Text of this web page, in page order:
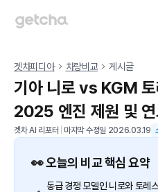
겟차피디아 차량비교 게시글
기아 니로 vs KGM
2025 엔진 제원 및
겟차 AI 리포터 마지막 수정일 2026.03.19
👀 오늘의 비교 핵심 요약
동급 경쟁 모델인 니로와 토레